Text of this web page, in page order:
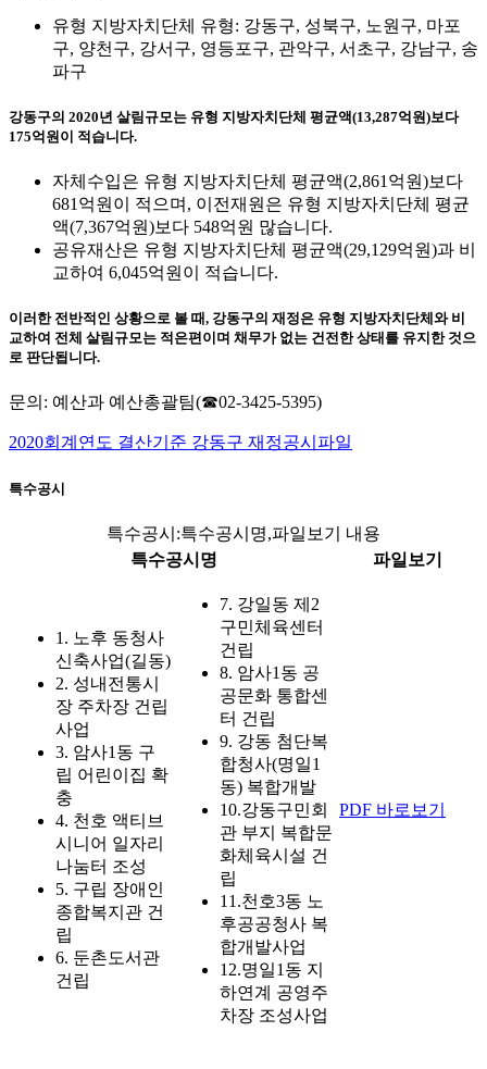
유형 지방자치단체 유형: 강동구, 성북구, 노원구, 마포
구, 양천구, 강서구, 영등포구, 관악구, 서초구, 강남구, 송
파구
강동구의 2020년 살림규모는 유형 지방자치단체 평균액(13,287억원)보다
175억원이 적습니다.
자체수입은 유형 지방자치단체 평균액(2,861억원)보다
681억원이 적으며, 이전재원은 유형 지방자치단체 평균
액(7,367억원)보다 548억원 많습니다.
공유재산은 유형 지방자치단체 평균액(29,129억원)과 비
교하여 6,045억원이 적습니다.
이러한 전반적인 상황으로 볼 때, 강동구의 재정은 유형 지방자치단체와 비
교하여 전체 살림규모는 적은편이며 채무가 없는 건전한 상태를 유지한 것으
로 판단됩니다.
문의: 예산과 예산총괄팀(☎02-3425-5395)
2020회계연도 결산기준 강동구 재정공시파일
특수공시
특수공시:특수공시명,파일보기 내용
특수공시명
파일보기
1. 노후 동청사
신축사업(길동)
2. 성내전통시
장 주차장 건립
사업
3. 암사1동 구
립 어린이집 확
충
4. 천호 액티브
시니어 일자리
나눔터 조성
5. 구립 장애인
종합복지관 건
립
6. 둔촌도서관
건립
7. 강일동 제2
구민체육센터
건립
8. 암사1동 공
공문화 통합센
터 건립
9. 강동 첨단복
합청사(명일1
동) 복합개발
10.강동구민회
관 부지 복합문
화체육시설 건
립
11.천호3동 노
후공공청사 복
합개발사업
12.명일1동 지
하연계 공영주
차장 조성사업
PDF 바로보기